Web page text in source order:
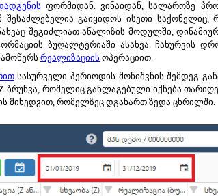
ფორმიდან.ვინაიდან, სალაროზე
შესაძლებელია გაიყიდოს ისეთი
შეგიძლიათ ანალიზის მოდულში,
ბუღალტერიაში ასახვა. ჩახურვის
რეალიზაციის ოპერაციით.
სასურველი პერიოდის მონიშვნის შემდეგ
რომელიც განლაგებული იქნება
მიხედვით, რომელზეც დგახართ ზედა ცხრილში.